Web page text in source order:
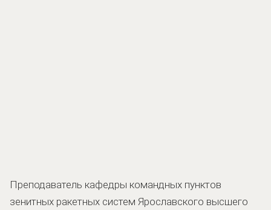
Преподаватель кафедры командных пунктов
зенитных ракетных систем Ярославского высшего